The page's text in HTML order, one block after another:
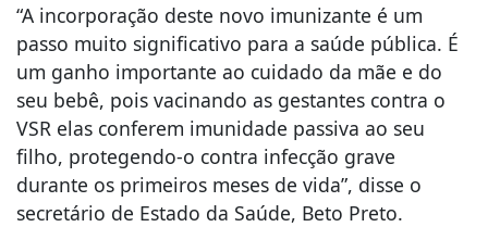
“A incorporação deste novo imunizante é um
passo muito significativo para a saúde pública. É
um ganho importante ao cuidado da mãe e do
seu bebê, pois vacinando as gestantes contra o
VSR elas conferem imunidade passiva ao seu
filho, protegendo-o contra infecção grave
durante os primeiros meses de vida”, disse o
secretário de Estado da Saúde, Beto Preto.